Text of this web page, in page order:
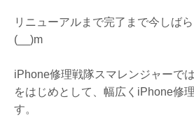
リニューアルまで完了まで今しば
(__)m
iPhone修理戦隊スマレンジャーで
をはじめとして、幅広くiPhone修
す。